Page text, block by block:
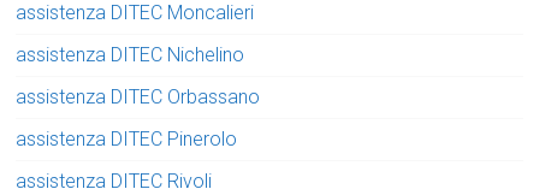
assistenza DITEC Moncalieri
assistenza DITEC Nichelino
assistenza DITEC Orbassano
assistenza DITEC Pinerolo
assistenza DITEC Rivoli